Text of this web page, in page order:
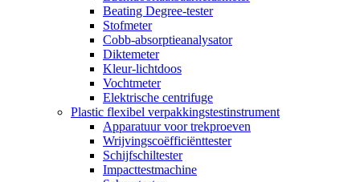
Beating Degree-tester
Stofmeter
Cobb-absorptieanalysator
Diktemeter
Kleur-lichtdoos
Vochtmeter
Elektrische centrifuge
Plastic flexibel verpakkingstestinstrument
Apparatuur voor trekproeven
Wrijvingscoëfficiënttester
Schijfschiltester
Impacttestmachine